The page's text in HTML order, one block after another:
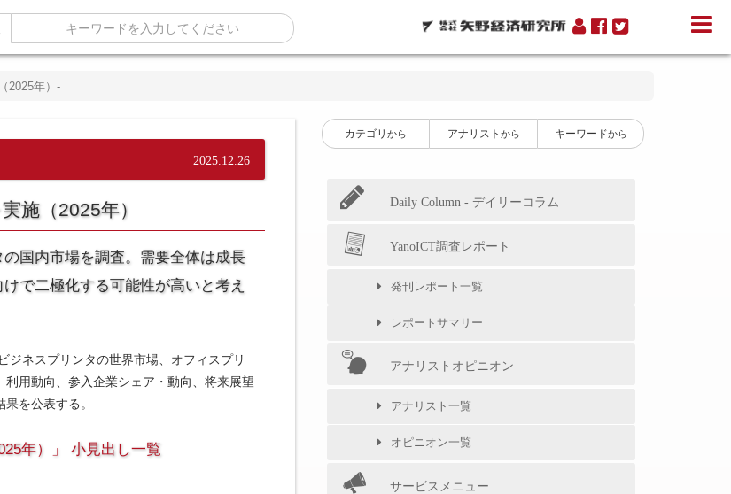
2025年）-
2025.12.26
施（2025年）
国内市場を調査。需要全体は成長
で二極化する可能性が高いと考え
ジネスプリンタの世界市場、オフィスプリ
用動向、参入企業シェア・動向、将来展望
を公表する。
年）」 小見出し一覧
カテゴリ から アナリスト から キーワードから
Daily Column - デイリーコラム
YanoICT調査レポート
発刊レポート一覧
レポートサマリー
アナリストオピニオン
アナリスト一覧
オピニオン一覧
サービスメニュー